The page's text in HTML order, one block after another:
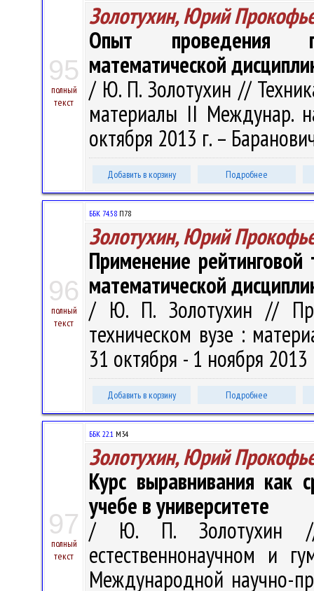
95
полный
текст
Золотухин, Юрий
Опыт проведения
математической
/ Ю. П. Золотухин //
материалы II Междунар.
октября 2013 г. –
Добавить в корзину Подробнее
96
полный
текст
ББК 74.58 П78
Золотухин, Юрий
Применение рейтинговой
математической
/ Ю. П. Золотухин //
техническом вузе :
31 октября - 1 ноября
Добавить в корзину Подробнее
97
полный
текст
ББК 22.1 М34
Золотухин, Юрий
Курс выравнивания как
учебе в университете
/ Ю. П. Золотухин //
естественнонаучном и
Международной научно-